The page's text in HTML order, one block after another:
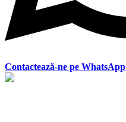
Contactează-ne pe WhatsApp